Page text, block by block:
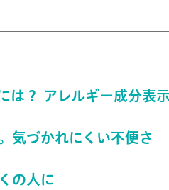
は？ アレルギー成分表
気づかれにくい不便さ
の人に